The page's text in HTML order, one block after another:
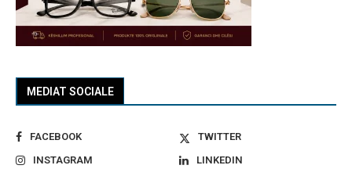
MEDIAT SOCIALE
FACEBOOK
TWITTER
INSTAGRAM
LINKEDIN